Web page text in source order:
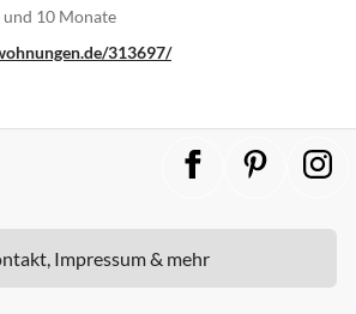
und 10 Monate
313697/
Impressum & mehr